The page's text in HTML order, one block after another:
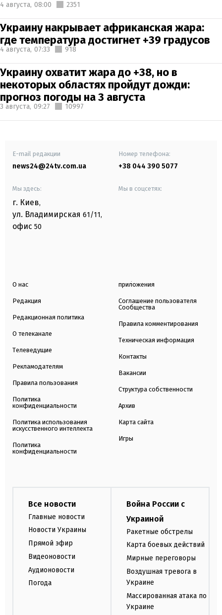
4 августа, 08:00 2351
Украину накрывает африканская жара:
где температура достигнет +39 градусов
4 августа, 07:33 918
Украину охватит жара до +38, но в
некоторых областях пройдут дожди:
прогноз погоды на 3 августа
3 августа, 09:27 10997
E-mail редакции
news24@24tv.com.ua
Номер телефона:
+38 044 390 5077
Мы здесь:
г. Киев,
ул. Владимирская 61/11,
офис 50
Мы в соцсетях:
О нас
Редакция
Редакционная политика
О телеканале
Телеведущие
Рекламодателям
Правила пользования
Политика
конфиденциальности
Политика использования
искусственного интеллекта
Политика
конфиденциальности
приложения
Соглашение пользователя
Сообщества
Правила комментирования
Техническая информация
Контакты
Вакансии
Структура собственности
Архив
Карта сайта
Игры
Все новости
Главные новости
Новости Украины
Прямой эфир
Видеоновости
Аудионовости
Погода
Война России с
Украиной
Ракетные обстрелы
Карта боевых действий
Мирные переговоры
Воздушная тревога в
Украине
Массированная атака по
Украине